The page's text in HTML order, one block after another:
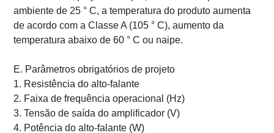
ambiente de 25 ° C, a temperatura do produto aumenta
de acordo com a Classe A (105 ° C), aumento da
temperatura abaixo de 60 ° C ou naipe.
E. Parâmetros obrigatórios de projeto
1. Resistência do alto-falante
2. Faixa de frequência operacional (Hz)
3. Tensão de saída do amplificador (V)
4. Potência do alto-falante (W)